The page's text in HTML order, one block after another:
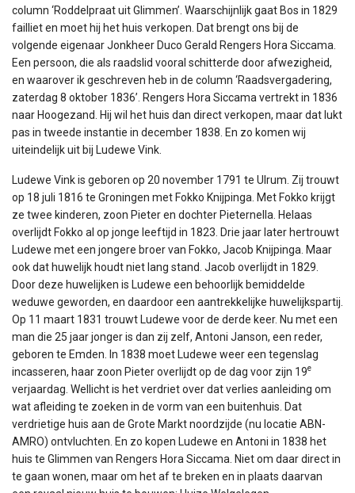
column ‘Roddelpraat uit Glimmen’. Waarschijnlijk gaat Bos in 1829
failliet en moet hij het huis verkopen. Dat brengt ons bij de
volgende eigenaar Jonkheer Duco Gerald Rengers Hora Siccama.
Een persoon, die als raadslid vooral schitterde door afwezigheid,
en waarover ik geschreven heb in de column ‘Raadsvergadering,
zaterdag 8 oktober 1836’. Rengers Hora Siccama vertrekt in 1836
naar Hoogezand. Hij wil het huis dan direct verkopen, maar dat lukt
pas in tweede instantie in december 1838. En zo komen wij
uiteindelijk uit bij Ludewe Vink.
Ludewe Vink is geboren op 20 november 1791 te Ulrum. Zij trouwt
op 18 juli 1816 te Groningen met Fokko Knijpinga. Met Fokko krijgt
ze twee kinderen, zoon Pieter en dochter Pieternella. Helaas
overlijdt Fokko al op jonge leeftijd in 1823. Drie jaar later hertrouwt
Ludewe met een jongere broer van Fokko, Jacob Knijpinga. Maar
ook dat huwelijk houdt niet lang stand. Jacob overlijdt in 1829.
Door deze huwelijken is Ludewe een behoorlijk bemiddelde
weduwe geworden, en daardoor een aantrekkelijke huwelijkspartij.
Op 11 maart 1831 trouwt Ludewe voor de derde keer. Nu met een
man die 25 jaar jonger is dan zij zelf, Antoni Janson, een reder,
geboren te Emden. In 1838 moet Ludewe weer een tegenslag
incasseren, haar zoon Pieter overlijdt op de dag voor zijn 19e
verjaardag. Wellicht is het verdriet over dat verlies aanleiding om
wat afleiding te zoeken in de vorm van een buitenhuis. Dat
verdrietige huis aan de Grote Markt noordzijde (nu locatie ABN-
AMRO) ontvluchten. En zo kopen Ludewe en Antoni in 1838 het
huis te Glimmen van Rengers Hora Siccama. Niet om daar direct in
te gaan wonen, maar om het af te breken en in plaats daarvan